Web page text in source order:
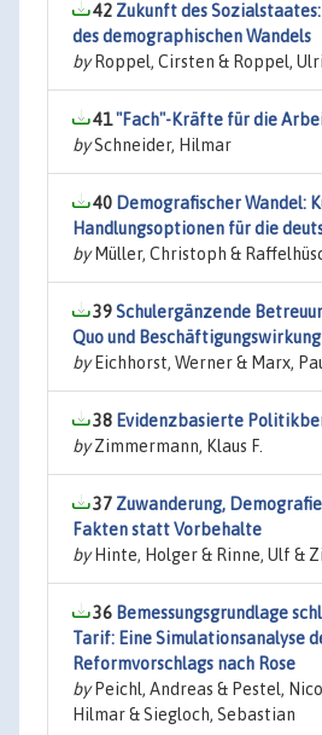
42 Zukunft des
des demographischen Wandels
byRoppel, Cirsten & Roppel,
41"Fach"-Kräfte für die
bySchneider, Hilmar
40 Demografischer Wandel:
Handlungsoptionen für die
byMüller, Christoph &
39Schulergänzende
Quo und Beschäftigungswirkung
byEichhorst, Werner & Marx,
38 Evidenzbasierte
byZimmermann, Klaus F.
37 Zuwanderung,
Fakten statt Vorbehalte
byHinte, Holger & Rinne, Ulf &
36 Bemessungsgrundlage
Tarif: Eine Simulationsanalyse
Reformvorschlags nach Rose
byPeichl, Andreas & Pestel,
Hilmar & Siegloch, Sebastian